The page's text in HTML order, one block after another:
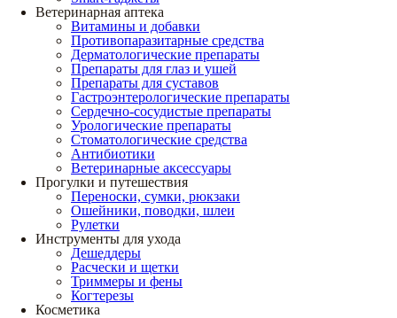
Ветеринарная аптека
Витамины и добавки
Противопаразитарные средства
Дерматологические препараты
Препараты для глаз и ушей
Препараты для суставов
Гастроэнтерологические препараты
Сердечно-сосудистые препараты
Урологические препараты
Стоматологические средства
Антибиотики
Ветеринарные аксессуары
Прогулки и путешествия
Переноски, сумки, рюкзаки
Ошейники, поводки, шлеи
Рулетки
Инструменты для ухода
Дешеддеры
Расчески и щетки
Триммеры и фены
Когтерезы
Косметика